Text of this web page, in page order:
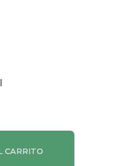
CARRITO